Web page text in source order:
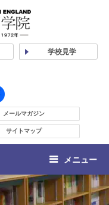
学校見学
メールマガジン
サイトマップ
メニュー